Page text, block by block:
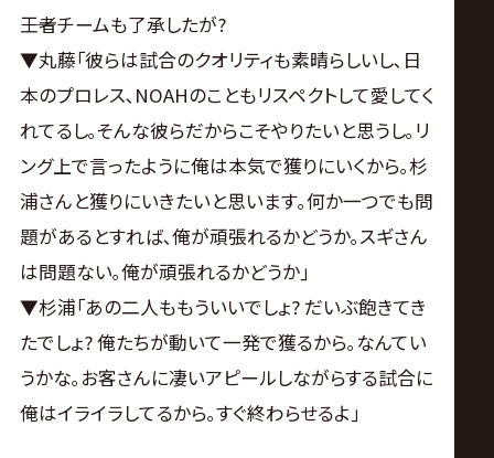
――王者チームも了承したが?
▼丸藤｢彼らは試合のクオリティも素晴らしいし､日
本のプロレス､NOAHのこともリスペクトして愛してく
れてるし｡そんな彼らだからこそやりたいと思うし｡リ
ング上で言ったように俺は本気で獲りにいくから｡杉
浦さんと獲りにいきたいと思います｡何か一つでも問
題があるとすれば､俺が頑張れるかどうか｡スギさん
は問題ない｡俺が頑張れるかどうか｣
▼杉浦｢あの二人ももういいでしょ? だいぶ飽きてき
たでしょ? 俺たちが動いて一発で獲るから｡なんてい
うかな｡お客さんに凄いアピールしながらする試合に
俺はイライラしてるから｡すぐ終わらせるよ｣